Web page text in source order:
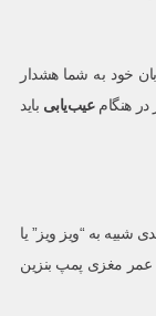
خود به شما هشدار
در هنگامعیب‌یابی باید
شبیه به “ویز ویز” یا
عمر مغزی پمپ بنزین